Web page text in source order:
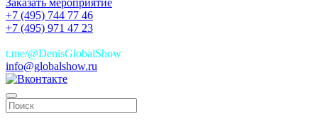
Заказать мероприятие
+7 (495) 744 77 46
+7 (495) 971 47 23
t.me/@DenisGlobalShow
info@globalshow.ru